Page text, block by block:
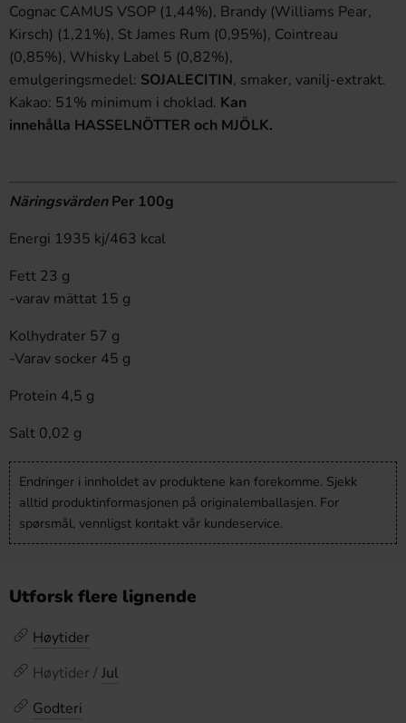
Cognac CAMUS VSOP (1,44%), Brandy (Williams Pear,
Kirsch) (1,21%), St James Rum (0,95%), Cointreau
(0,85%), Whisky Label 5 (0,82%),
emulgeringsmedel: SOJALECITIN, smaker, vanilj-extrakt.
Kakao: 51% minimum i choklad. Kan
innehålla HASSELNÖTTER och MJÖLK.
NäringsvärdenPer 100g
Energi 1935 kj/463 kcal
Fett 23 g
-varav mättat 15 g
Kolhydrater 57 g
-Varav socker 45 g
Protein 4,5 g
Salt 0,02 g
Endringer i innholdet av produktene kan forekomme. Sjekk
alltid produktinformasjonen på originalemballasjen. For
spørsmål, vennligst kontakt vår kundeservice.
Utforsk flere lignende
Høytider
Høytider / Jul
Godteri